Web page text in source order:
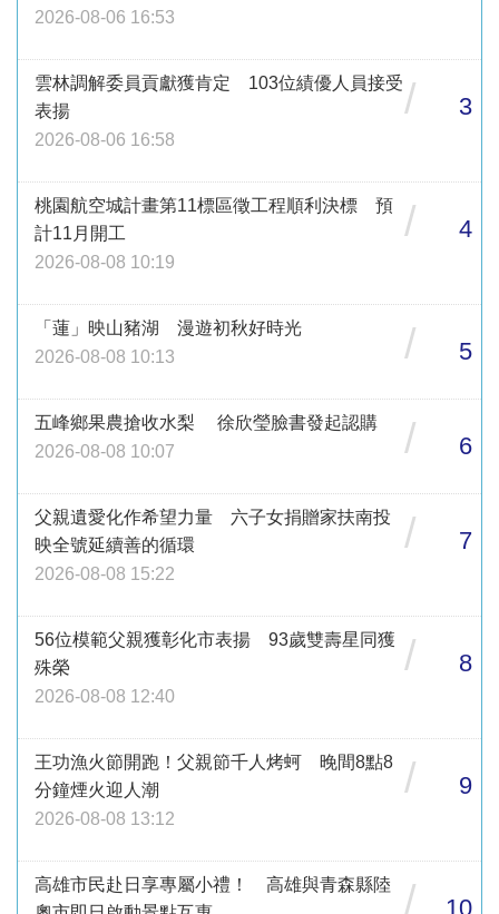
2026-08-06 16:53
雲林調解委員貢獻獲肯定 103位績優人員接受
表揚
2026-08-06 16:58
/ 3
桃園航空城計畫第11標區徵工程順利決標 預
計11月開工
2026-08-08 10:19
/ 4
「蓮」映山豬湖 漫遊初秋好時光
2026-08-08 10:13
/ 5
五峰鄉果農搶收水梨 徐欣瑩臉書發起認購
2026-08-08 10:07
/ 6
父親遺愛化作希望力量 六子女捐贈家扶南投
映全號延續善的循環
2026-08-08 15:22
/ 7
56位模範父親獲彰化市表揚 93歲雙壽星同獲
殊榮
2026-08-08 12:40
/ 8
王功漁火節開跑！父親節千人烤蚵 晚間8點8
分鐘煙火迎人潮
2026-08-08 13:12
/ 9
高雄市民赴日享專屬小禮！ 高雄與青森縣陸
/ 10